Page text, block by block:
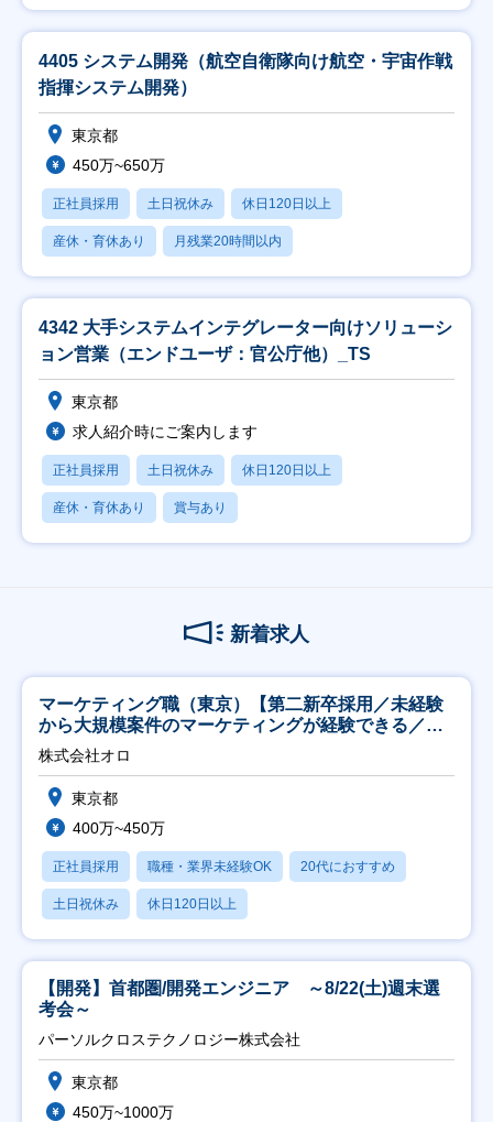
4405 システム開発（航空自衛隊向け航空・宇宙作戦
指揮システム開発）
東京都
450万~650万
正社員採用 土日祝休み 休日120日以上
産休・育休あり 月残業20時間以内
4342 大手システムインテグレーター向けソリューシ
ョン営業（エンドユーザ：官公庁他）_TS
東京都
求人紹介時にご案内します
正社員採用 土日祝休み 休日120日以上
産休・育休あり 賞与あり
新着求人
マーケティング職（東京）【第二新卒採用／未経験
から大規模案件のマーケティングが経験できる／研
修充実】
株式会社オロ
東京都
400万~450万
正社員採用 職種・業界未経験OK 20代におすすめ
土日祝休み 休日120日以上
【開発】首都圏/開発エンジニア ～8/22(土)週末選
考会～
パーソルクロステクノロジー株式会社
東京都
450万~1000万